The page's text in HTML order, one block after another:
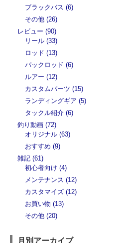
ブラックバス (6)
その他 (26)
レビュー (90)
リール (33)
ロッド (13)
パックロッド (6)
ルアー (12)
カスタムパーツ (15)
ランディングギア (5)
タックル紹介 (6)
釣り動画 (72)
オリジナル (63)
おすすめ (9)
雑記 (61)
初心者向け (4)
メンテナンス (12)
カスタマイズ (12)
お買い物 (13)
その他 (20)
月別アーカイブ